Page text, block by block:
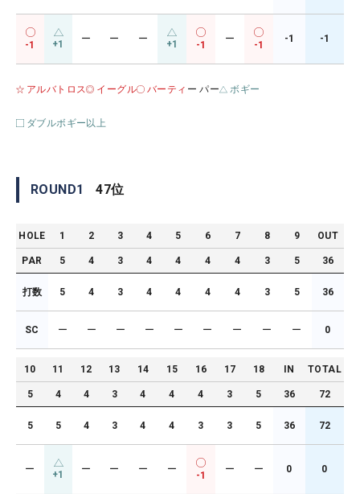
-1 +1 ー ー ー +1 -1
ー
-1
-1 -1
アルバトロス イーグル バーティ ー パー ボギー
ダブルボギー以上
ROUND1 47位
HOLE 1 2 3 4 5 6 7 8 9 OUT
PAR 5 4 3 4 4 4 4 3 5 36
打数 5 4 3 4 4 4 4 3 5 36
SC ー ー ー ー ー ー ー ー ー 0
10 11 12 13 14 15 16 17 18 IN TOTAL
5 4 4 3 4 4 4 3 5 36 72
5 5 4 3 4 4 3 3 5 36 72
ー +1 ー ー ー ー
-1
ー ー 0 0